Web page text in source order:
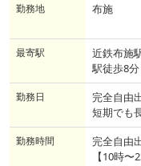
勤務地 布施
最寄駅
近鉄布施
駅徒歩8分
勤務日
完全自由
短期でも
勤務時間
完全自由
【10時〜